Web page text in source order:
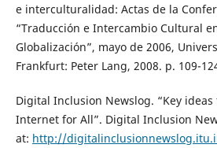
e interculturalidad: Actas de la
“Traducción e Intercambio Cultural
Globalización”, mayo de 2006,
Frankfurt: Peter Lang, 2008. p. 109-
Digital Inclusion Newslog. “Key
Internet for All”. Digital Inclusion
at: http://